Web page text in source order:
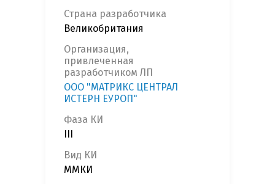
Страна разработчика
Великобритания
Организация,
привлеченная
разработчиком ЛП
ООО "МАТРИКС ЦЕНТРАЛ
ИСТЕРН ЕУРОП"
Фаза КИ
Вид КИ
ММКИ